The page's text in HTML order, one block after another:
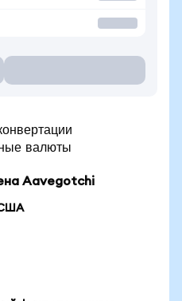
валюты
Aavegotchi